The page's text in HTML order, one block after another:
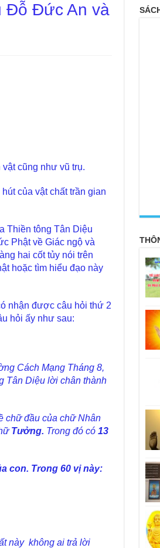
Đỗ Đức An và
cũng như vũ trụ.
của vật chất trần gian
Thiền tông Tân Diệu
Phật về Giác ngộ và
hai cốt tủy nói trên
hoặc tìm hiểu đạo này
nhận được câu hỏi thứ 2
hỏi ấy như sau:
Cách Mạng Tháng 8,
Tân Diệu lời chân thành
chữ đầu của chữ Nhân
Tưởng. Trong đó có 13
con. Trong 60 vị này:
này không ai trả lời